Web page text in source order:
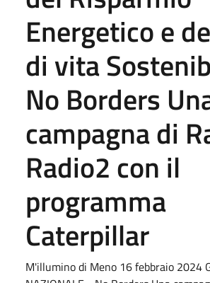
Energetico e
di vita
No Borders
campagna di
Radio2 con il
programma
Caterpillar
M'illumino di Meno 16 febbraio 2024